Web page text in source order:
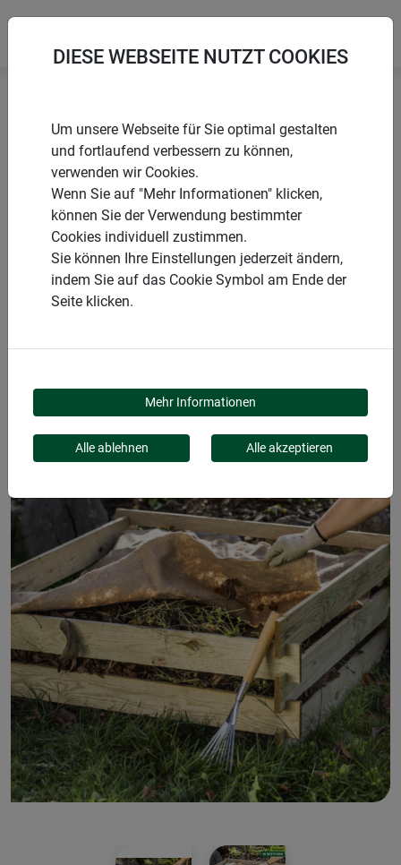
Startseite
Folien & Vliese aus Naturmaterialien
Jute Kompostschutz-Vlies
PRODUKTE
JUTE
KOMPOSTSCHUTZ-
VLIES
DIESE WEBSEITE NUTZT COOKIES
Um unsere Webseite für Sie optimal gestalten
und fortlaufend verbessern zu können,
verwenden wir Cookies.
Wenn Sie auf "Mehr Informationen" klicken,
können Sie der Verwendung bestimmter
Cookies individuell zustimmen.
Sie können Ihre Einstellungen jederzeit ändern,
indem Sie auf das Cookie Symbol am Ende der
Seite klicken.
Mehr Informationen
Alle ablehnen Alle akzeptieren